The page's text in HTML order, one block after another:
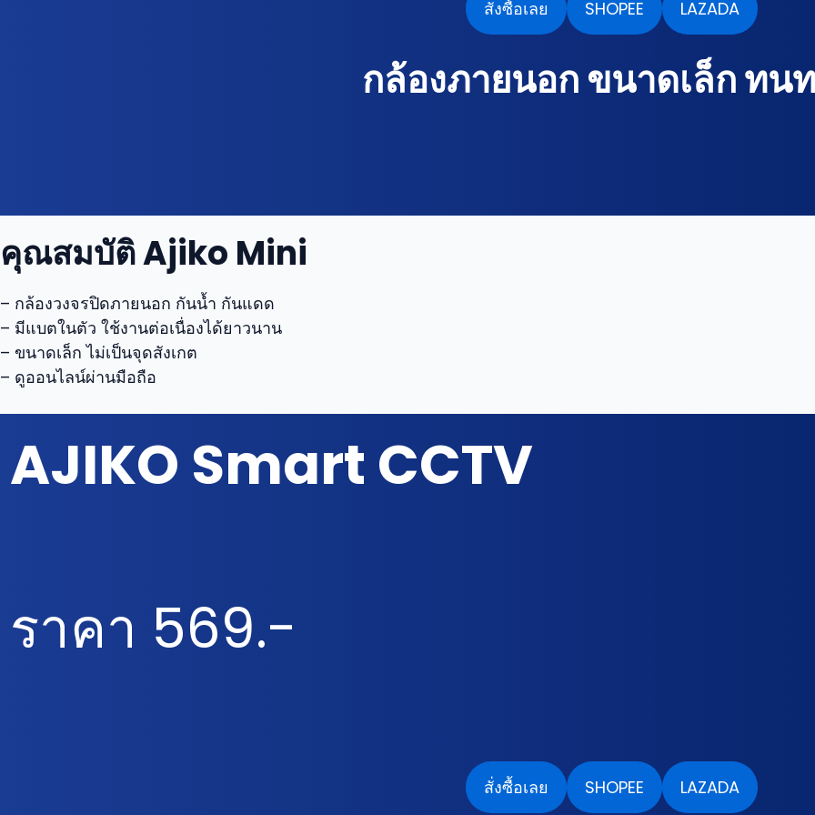
สั่งซื้อเลย SHOPEE LAZADA
กล้องภายนอก ขนาดเล็ก ทน
คุณสมบัติ Ajiko Mini
– กล้องวงจรปิดภายนอก กันน้ำ กันแดด
– มีแบตในตัว ใช้งานต่อเนื่องได้ยาวนาน
– ขนาดเล็ก ไม่เป็นจุดสังเกต
– ดูออนไลน์ผ่านมือถือ
AJIKO Smart CCTV
ราคา 569.-
สั่งซื้อเลย SHOPEE LAZADA